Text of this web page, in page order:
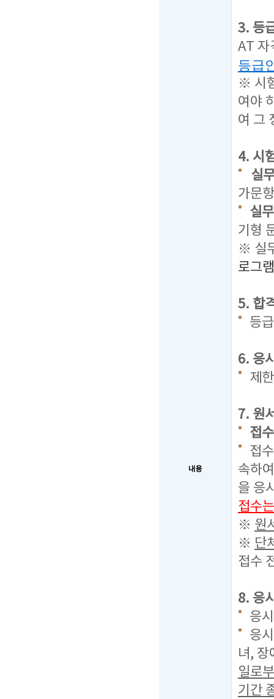
내용
3. 등
AT 자
등급
※ 시
여야
여 그
4. 시
실
가문
실
기형
※ 실
로그램
5. 합
등
6. 응
제
7. 원
접
접
속하
을 응
접수
※ 원
※ 단
접수
8. 응
응
응
녀, 장
일로
기간